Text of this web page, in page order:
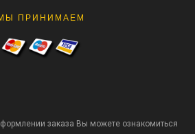
ПРИНИМАЕМ
заказа Вы можете ознакомиться